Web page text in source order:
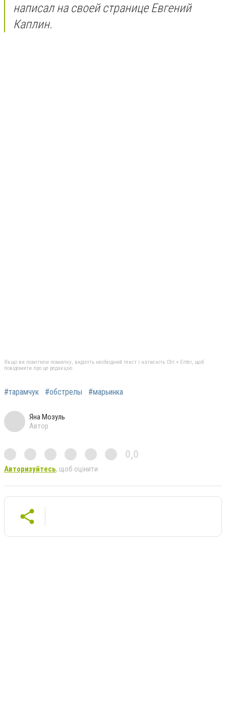
написал на своей странице Евгений
Каплин.
Якщо ви помітили помилку, виділіть необхідний текст і натисніть Ctrl + Enter, щоб
повідомити про це редакцію
#тарамчук #обстрелы #марьинка
Яна Мозуль
Автор
0,0
Авторизуйтесь, щоб оцінити